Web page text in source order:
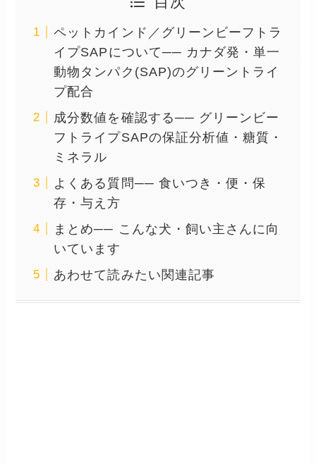
ペットカインド／グリーンビーフトラ
イプSAPについて── カナダ発・単一
動物タンパク(SAP)のグリーントライ
プ配合
成分数値を確認する── グリーンビー
フトライプSAPの保証分析値・糖質・
ミネラル
よくある質問── 食いつき・便・保
存・与え方
まとめ── こんな犬・飼い主さんに向
いています
あわせて読みたい関連記事